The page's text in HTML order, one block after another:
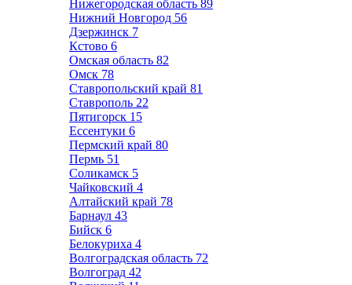
Нижегородская область 89
Нижний Новгород 56
Дзержинск 7
Кстово 6
Омская область 82
Омск 78
Ставропольский край 81
Ставрополь 22
Пятигорск 15
Ессентуки 6
Пермский край 80
Пермь 51
Соликамск 5
Чайковский 4
Алтайский край 78
Барнаул 43
Бийск 6
Белокуриха 4
Волгоградская область 72
Волгоград 42